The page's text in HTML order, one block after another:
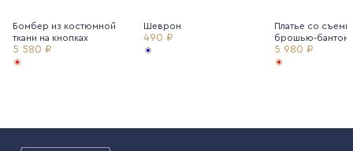
Бомбер из костюмной
ткани на кнопках
5 580 ₽
Шеврон
490 ₽
Платье со
брошью-бантом
5 980 ₽